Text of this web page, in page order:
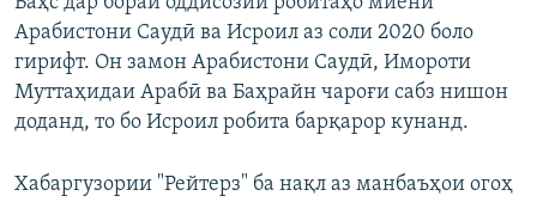
Арабистони Саудӣ ва Исроил аз соли 2020 боло
гирифт. Он замон Арабистони Саудӣ, Имороти
Муттаҳидаи Арабӣ ва Баҳрайн чароғи сабз нишон
доданд, то бо Исроил робита барқарор кунанд.
Хабаргузории "Рейтерз" ба нақл аз манбаъҳои огоҳ